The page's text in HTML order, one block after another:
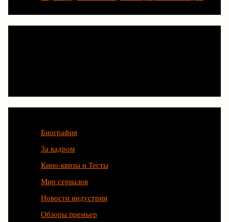
Биография
За кадром
Кино-квизы и Тесты
Мир сериалов
Новости индустрии
Обзоры премьер